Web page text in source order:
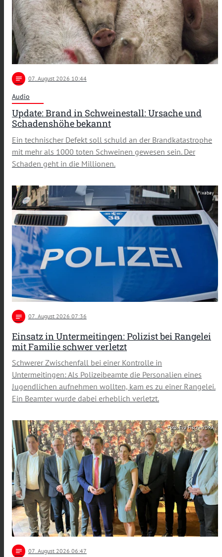
notes 07. August 2026 10:44
Audio
Update: Brand in Schweinestall: Ursache und
Schadenshöhe bekannt
Ein technischer Defekt soll schuld an der Brandkatastrophe
mit mehr als 1000 toten Schweinen gewesen sein. Der
Schaden geht in die Millionen.
Pixabay
notes 07. August 2026 07:36
Einsatz in Untermeitingen: Polizist bei Rangelei
mit Familie schwer verletzt
Schwerer Zwischenfall bei einer Kontrolle in
Untermeitingen: Als Polizeibeamte die Personalien eines
Jugendlichen aufnehmen wollten, kam es zu einer Rangelei.
Ein Beamter wurde dabei erheblich verletzt.
Foto: Eva Fischer/DRA
notes 07. August 2026 06:47